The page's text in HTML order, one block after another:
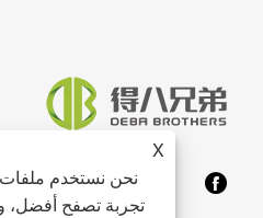
X
نحن نستخدم ملفات
تجربة تصفح أفضل،